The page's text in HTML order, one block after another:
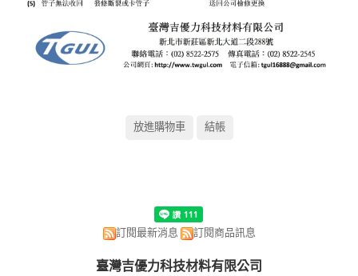
訂閱最新消息 訂閱商品訊息
臺灣吉優力科技材料有限公司